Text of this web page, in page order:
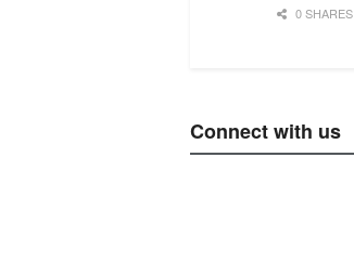
0 SHARES
Connect with us